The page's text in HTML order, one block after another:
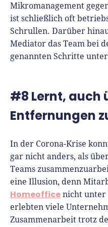
Mikromanagement
ist schließlich oft
Schrullen. Darüber
Mediator das Team bei
genannten Schritte
#8 Lernt, auch
Entfernungen
In der Corona-Krise
gar nicht anders, als
Teams
eine Illusion, denn
Homeoffice nicht unter
erlebten viele
Zusammenarbeit trotz